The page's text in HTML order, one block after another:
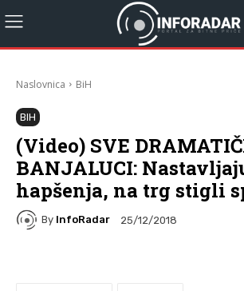
Naslovnica BiH
BIH
(Video) SVE
BANJALUCI:
hapšenja, na trg stigli
By InfoRadar 25/12/2018